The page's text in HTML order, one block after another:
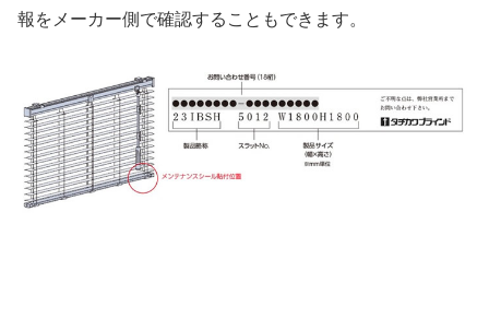
報をメーカー側で確認することもできます。